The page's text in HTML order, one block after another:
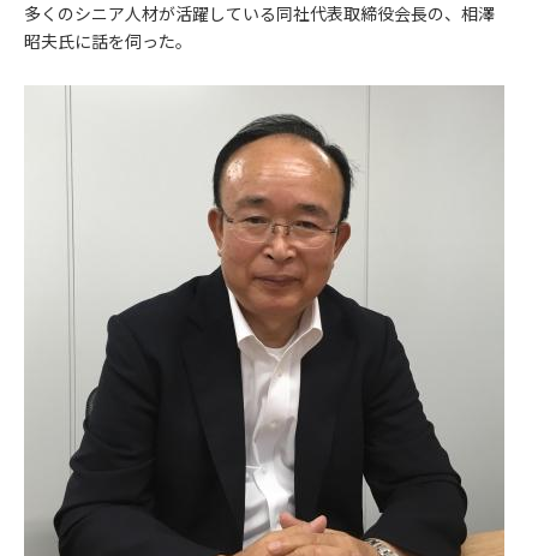
多くのシニア人材が活躍している同社代表取締役会長の、相澤
昭夫氏に話を伺った。